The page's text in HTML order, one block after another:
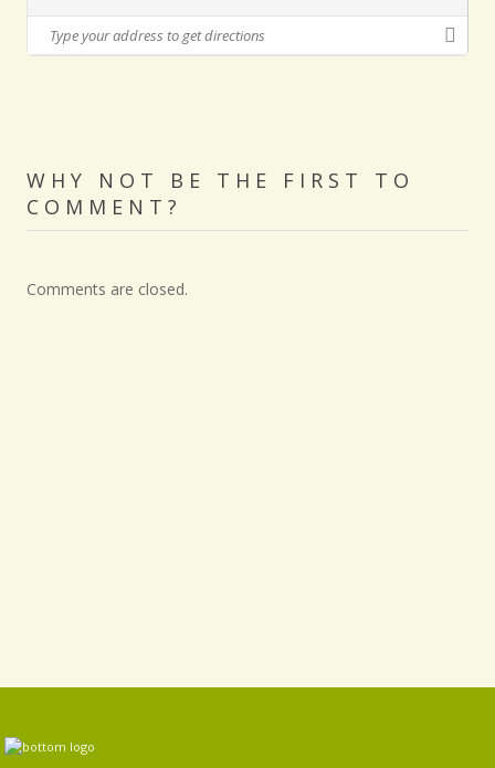
WHY NOT BE THE FIRST TO
COMMENT?
Comments are closed.